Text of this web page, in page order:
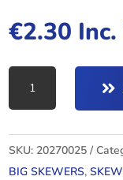
€2.30
quantity
SKU: 20270025
BIG SKEWERS,